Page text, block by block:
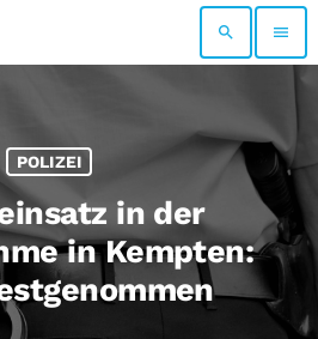
search menu
POLIZEI
in der
in Kempten: